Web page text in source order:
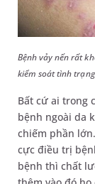
Bệnh vảy nến rất
kiểm soát tình
Bất cứ ai trong
bệnh ngoài da
chiếm phần
cực điều trị
bệnh thì chất